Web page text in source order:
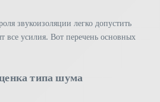
звукоизоляции легко допустить
все усилия. Вот перечень основных
типа шума